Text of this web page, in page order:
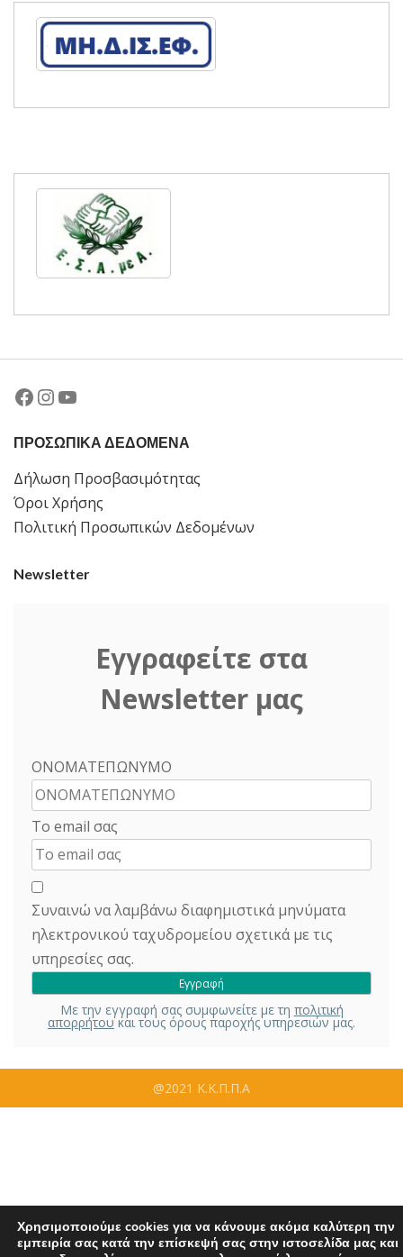
Facebook
Instagram
YouTube
ΠΡΟΣΩΠΙΚΑ ΔΕΔΟΜΕΝΑ
Δήλωση Προσβασιμότητας
Όροι Χρήσης
Πολιτική Προσωπικών Δεδομένων
Newsletter
Εγγραφείτε στα
Newsletter μας
ΟΝΟΜΑΤΕΠΩΝΥΜΟ
Το email σας
Συναινώ να λαμβάνω διαφημιστικά μηνύματα
ηλεκτρονικού ταχυδρομείου σχετικά με τις
υπηρεσίες σας.
Με την εγγραφή σας συμφωνείτε με τη πολιτική
απορρήτουκαι τους όρους παροχής υπηρεσιών μας.
@2021 Κ.Κ.Π.Π.Α
Χρησιμοποιούμε cookies για να κάνουμε ακόμα καλύτερη την
εμπειρία σας κατά την επίσκεψή σας στην ιστοσελίδα μας και